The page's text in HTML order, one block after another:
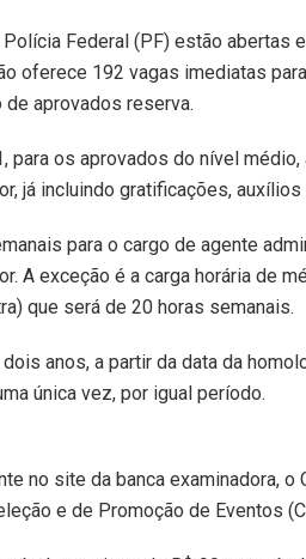
Federal (PF) estão abertas
oferece 192 vagas imediatas
aprovados reserva.
para os aprovados do nível médio,
já incluindo gratificações,
para o cargo de agente
A exceção é a carga horária de
que será de 20 horas semanais.
anos, a partir da data da
única vez, por igual período.
no site da banca examinadora, o
e de Promoção de Eventos